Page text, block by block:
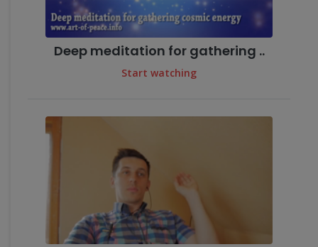
Deep meditation for gathering ..
Start watching